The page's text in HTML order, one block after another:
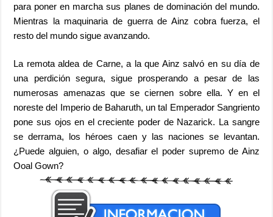
para poner en marcha sus planes de dominación del mundo.
Mientras la maquinaria de guerra de Ainz cobra fuerza, el
resto del mundo sigue avanzando.
La remota aldea de Carne, a la que Ainz salvó en su día de
una perdición segura, sigue prosperando a pesar de las
numerosas amenazas que se ciernen sobre ella. Y en el
noreste del Imperio de Baharuth, un tal Emperador Sangriento
pone sus ojos en el creciente poder de Nazarick. La sangre
se derrama, los héroes caen y las naciones se levantan.
¿Puede alguien, o algo, desafiar el poder supremo de Ainz
Ooal Gown?